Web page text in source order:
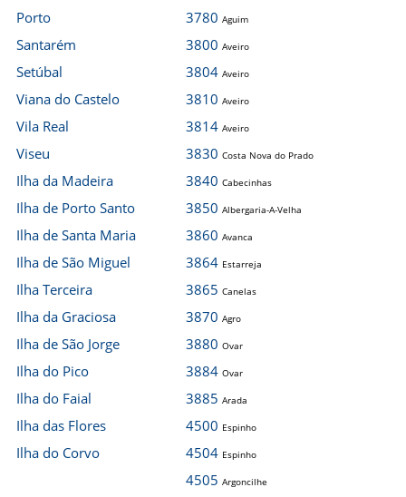
Porto
Santarém
Setúbal
Viana do Castelo
Vila Real
Viseu
Ilha da Madeira
Ilha de Porto Santo
Ilha de Santa Maria
Ilha de São Miguel
Ilha Terceira
Ilha da Graciosa
Ilha de São Jorge
Ilha do Pico
Ilha do Faial
Ilha das Flores
Ilha do Corvo
3780 Aguim
3800 Aveiro
3804 Aveiro
3810 Aveiro
3814 Aveiro
3830 Costa Nova do Prado
3840 Cabecinhas
3850 Albergaria-A-Velha
3860 Avanca
3864 Estarreja
3865 Canelas
3870 Agro
3880 Ovar
3884 Ovar
3885 Arada
4500 Espinho
4504 Espinho
4505 Argoncilhe